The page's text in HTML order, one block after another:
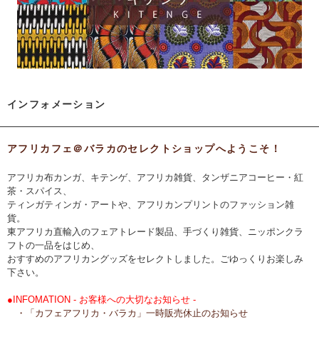
インフォメーション
アフリカフェ＠バラカのセレクトショップへようこそ！
アフリカ布カンガ、キテンゲ、アフリカ雑貨、タンザニアコーヒー・紅
茶・スパイス、
ティンガティンガ・アートや、アフリカンプリントのファッション雑
貨。
東アフリカ直輸入のフェアトレード製品、手づくり雑貨、ニッポンクラ
フトの一品をはじめ、
おすすめのアフリカングッズをセレクトしました。ごゆっくりお楽しみ
下さい。
●INFOMATION - お客様への大切なお知らせ -
・「カフェアフリカ・バラカ」一時販売休止のお知らせ